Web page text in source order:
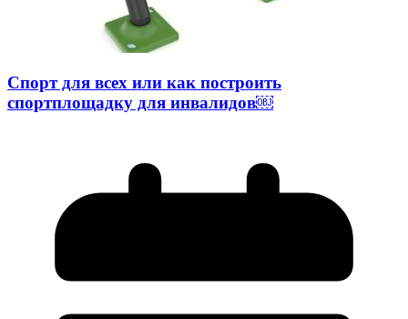
Спорт для всех или как построить
спортплощадку для инвалидов￼